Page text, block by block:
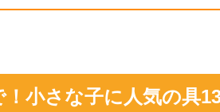
小さな子に人気の具